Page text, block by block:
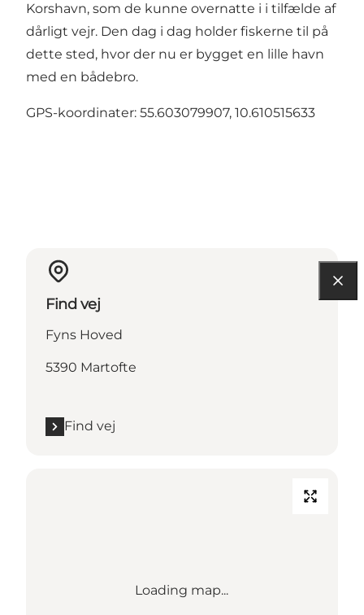
Korshavn, som de kunne overnatte i i tilfælde af
dårligt vejr. Den dag i dag holder fiskerne til på
dette sted, hvor der nu er bygget en lille havn
med en bådebro.
GPS-koordinater: 55.603079907, 10.610515633
Find vej
Fyns Hoved
5390 Martofte
Find vej
Loading map...